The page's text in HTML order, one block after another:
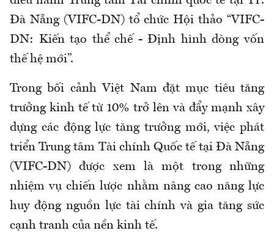
Đà Nẵng (VIFC-DN) tổ chức Hội thảo “VIFC-
DN: Kiến tạo thể chế - Định hình dòng vốn
thế hệ mới”.
Trong bối cảnh Việt Nam đặt mục tiêu tăng
trưởng kinh tế từ 10% trở lên và đẩy mạnh xây
dựng các động lực tăng trưởng mới, việc phát
triển Trung tâm Tài chính Quốc tế tại Đà Nẵng
(VIFC-DN) được xem là một trong những
nhiệm vụ chiến lược nhằm nâng cao năng lực
huy động nguồn lực tài chính và gia tăng sức
cạnh tranh của nền kinh tế.